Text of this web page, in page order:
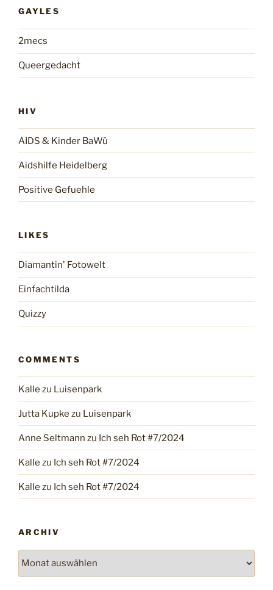
GAYLES
2mecs
Queergedacht
HIV
AIDS & Kinder BaWü
Aidshilfe Heidelberg
Positive Gefuehle
LIKES
Diamantin' Fotowelt
Einfachtilda
Quizzy
COMMENTS
Kalle zu Luisenpark
Jutta Kupke zu Luisenpark
Anne Seltmann zu Ich seh Rot #7/2024
Kalle zu Ich seh Rot #7/2024
Kalle zu Ich seh Rot #7/2024
ARCHIV